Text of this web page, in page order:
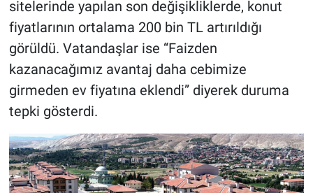
sitelerinde yapılan son değişikliklerde, konut
fiyatlarının ortalama 200 bin TL artırıldığı
görüldü. Vatandaşlar ise “Faizden
kazanacağımız avantaj daha cebimize
girmeden ev fiyatına eklendi” diyerek duruma
tepki gösterdi.